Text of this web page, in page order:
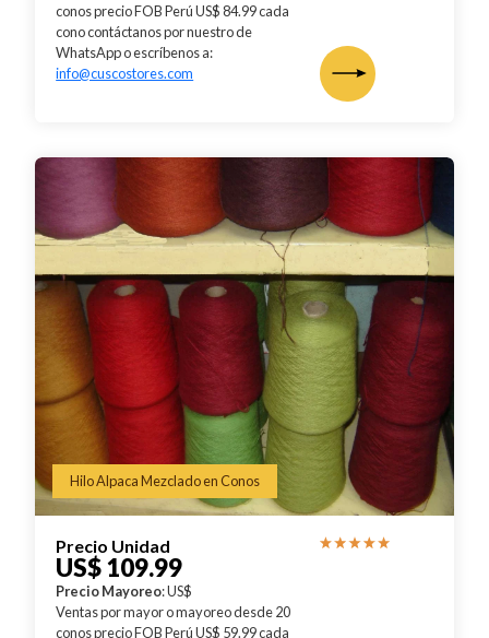
conos precio FOB Perú US$ 84.99 cada
cono contáctanos por nuestro de
WhatsApp o escríbenos a:
info@cuscostores.com
Hilo Alpaca Mezclado en Conos
Precio Unidad
US$ 109.99
Precio Mayoreo: US$
Ventas por mayor o mayoreo desde 20
conos precio FOB Perú US$ 59.99 cada